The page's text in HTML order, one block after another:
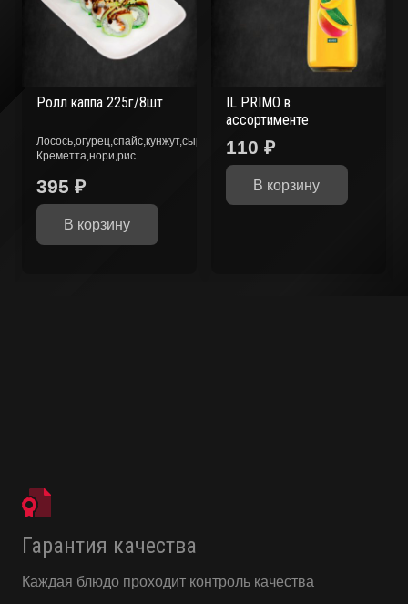
Ролл каппа 225г/8шт
Лосось,огурец,спайс,кунжут,сыр
Креметта,нори,рис.
395 ₽
В корзину
IL PRIMO в
ассортименте
110 ₽
В корзину
Гарантия качества
Каждая блюдо проходит контроль качества